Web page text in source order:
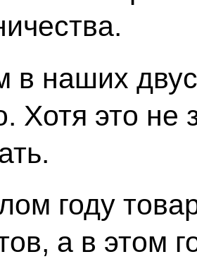
в наших
Хотя это не
году
а в этом